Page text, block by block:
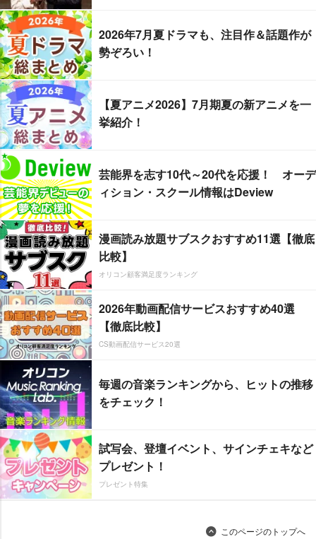
2026年7月夏ドラマも、注目作＆話題作が
勢ぞろい！
【夏アニメ2026】7月期夏の新アニメを一
挙紹介！
芸能界を志す10代～20代を応援！ オーデ
ィション・スクール情報はDeview
漫画読み放題サブスクおすすめ11選【徹底
比較】
オリコン顧客満足度ランキング
2026年動画配信サービスおすすめ40選
【徹底比較】
CS動画配信サービス20選
毎週の音楽ランキングから、ヒットの推移
をチェック！
試写会、登壇イベント、サインチェキなど
プレゼント！
プレゼント特集
このページのトップへ